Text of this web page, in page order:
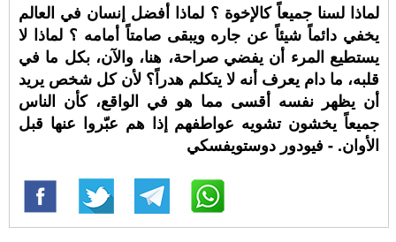
لماذا لسنا جميعاً كالإخوة ؟ لماذا أفضل إنسان في العالم
يخفي دائماً شيئاً عن جاره ويبقى صامتاً أمامه ؟ لماذا لا
يستطيع المرء أن يفضي صراحة، هنا، والآن، بكل ما في
قلبه، ما دام يعرف أنه لا يتكلم هدراً؟ لأن كل شخص يريد
أن يظهر نفسه أقسى مما هو في الواقع، كأن الناس
جميعاً يخشون تشويه عواطفهم إذا هم عبّروا عنها قبل
الأوان. - فيودور دوستويفسكي